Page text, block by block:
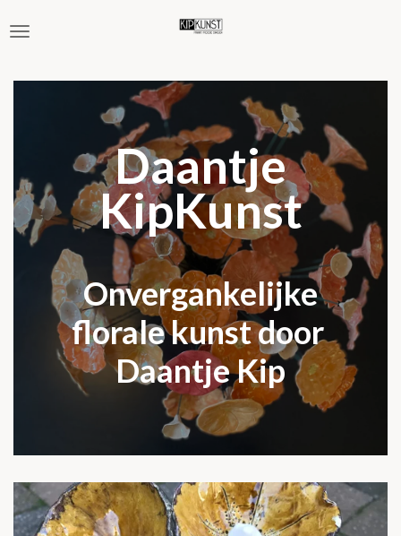
direct
Daantje
KipKunst
Onvergankelijke
florale kunst door
Daantje Kip